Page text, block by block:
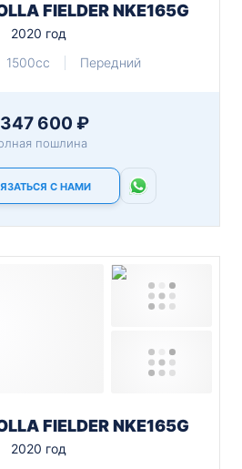
FIELDER NKE165G
2020 год
1500cc Передний
347 600 ₽
пошлина
С НАМИ
FIELDER NKE165G
2020 год